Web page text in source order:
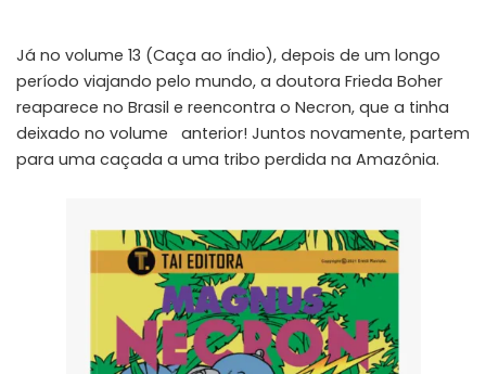
Já no volume 13 (Caça ao índio), depois de um longo
período viajando pelo mundo, a doutora Frieda Boher
reaparece no Brasil e reencontra o Necron, que a tinha
deixado no volume anterior! Juntos novamente, partem
para uma caçada a uma tribo perdida na Amazônia.